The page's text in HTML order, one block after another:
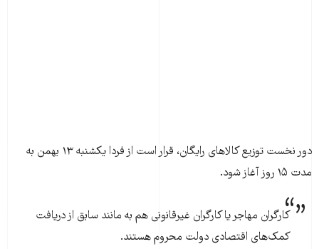
دور نخست توزیع کالاهای رایگان، قرار است از فردا یکشنبه ۱۳ بهمن به
مدت ۱۵ روز آغاز شود.
کارگران مهاجر یا کارگران غیرقانونی هم به مانند سابق از دریافت
کمک‌های اقتصادی دولت محروم هستند.